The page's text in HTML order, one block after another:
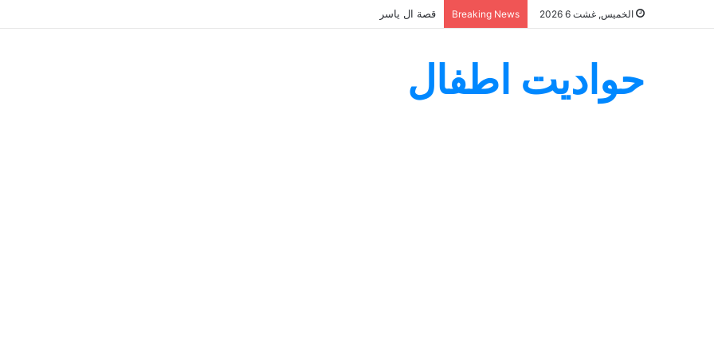
الخميس, غشت 6 2026 Breaking News قصة ال ياسر
حواديت اطفال